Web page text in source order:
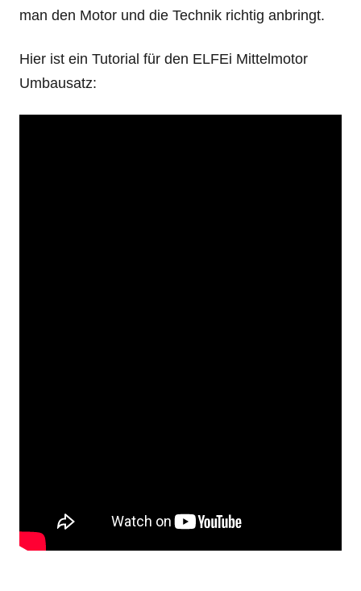
man den Motor und die Technik richtig anbringt.
Hier ist ein Tutorial für den ELFEi Mittelmotor
Umbausatz: